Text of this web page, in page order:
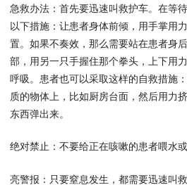
急救办法：首先要迅速叫救护车。在等
以下措施：让患者身体前倾，用手掌用
置。如果不奏效，那么需要站在患者身
部，用另一只手握住那个拳头，上下用
呼吸。患者也可以采取这样的自救措施
质的物体上，比如厨房台面，然后用力
东西弹出来。
绝对禁止：不要给正在咳嗽的患者喂水或
亮警报：只要窒息发生，都需要迅速叫救